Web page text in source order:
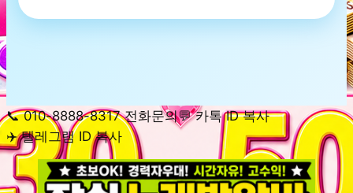
📞 010-8888-8317 전화문의💬 카톡 ID 복사
✈️ 텔레그램 ID 복사